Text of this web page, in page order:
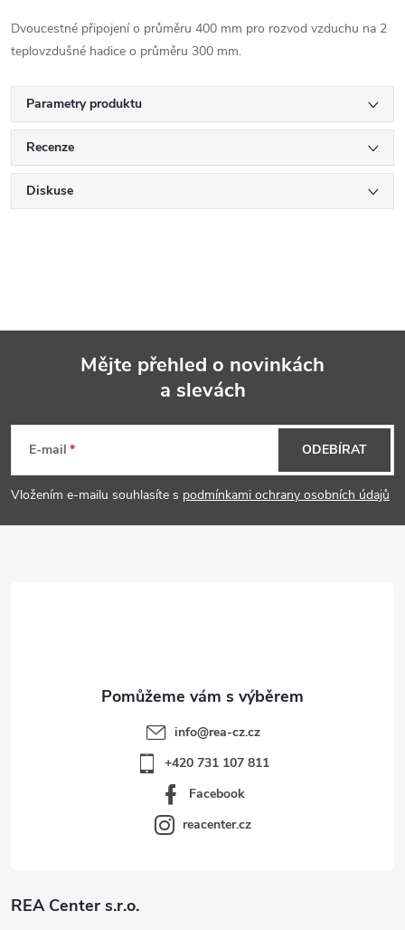
Dvoucestné připojení o průměru 400 mm pro rozvod vzduchu na 2
teplovzdušné hadice o průměru 300 mm.
Parametry produktu
Recenze
Diskuse
p
a
Mějte přehled o novinkách
a slevách
E-mail
Vložením e-mailu souhlasíte s podmínkami ochrany osobních údajů
ODEBÍRAT
REA Center s.r.o.
info@rea-cz.cz
+420 731 107 811
Facebook
reacenter.cz